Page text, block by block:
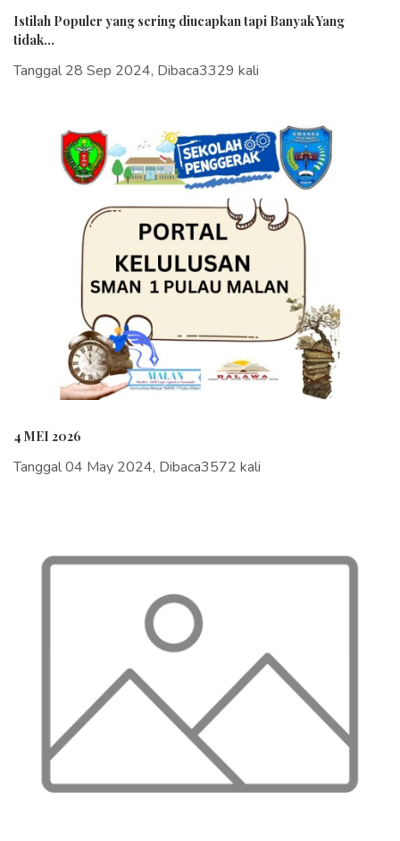
Istilah Populer yang sering diucapkan tapi Banyak Yang
tidak...
Tanggal 28 Sep 2024, Dibaca3329 kali
4 MEI 2026
Tanggal 04 May 2024, Dibaca3572 kali